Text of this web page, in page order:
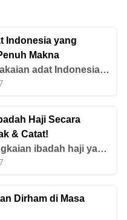
Indonesia yang
Makna
adat Indonesia
khas dan
masing. Cari tahu
di artikel ini!
Haji Secara
& Catat!
ibadah haji yang
para jemaah haji,
hingga tawaf wada.
di artikel ini!
Dirham di Masa